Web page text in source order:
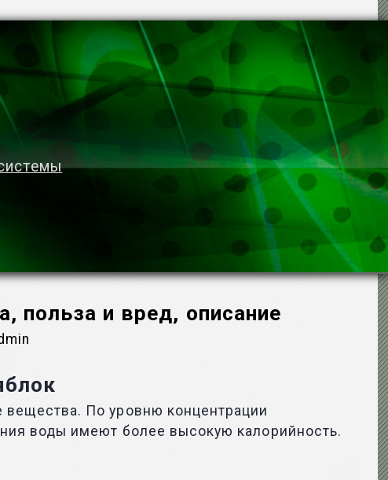
польза и вред, описание
По уровню концентрации
воды имеют более высокую калорийность.